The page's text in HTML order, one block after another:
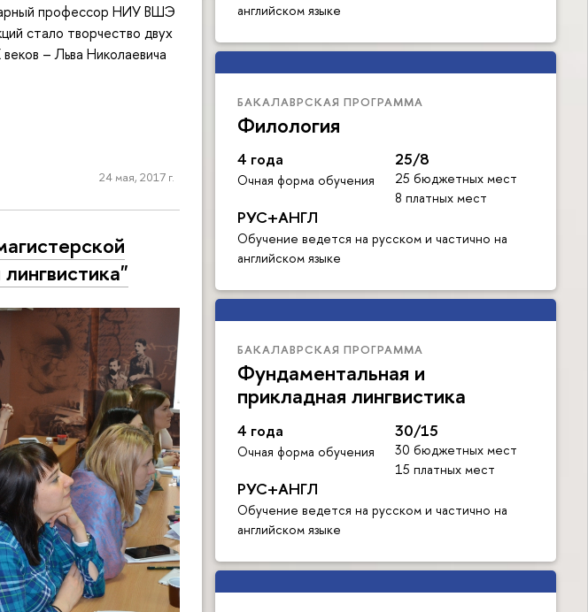
английском языке
БАКАЛАВРСКАЯ ПРОГРАММА
Филология
4 года
Очная форма обучения
25/8
25 бюджетных мест
8 платных мест
РУС+АНГЛ
Обучение ведется на русском и частично на
английском языке
БАКАЛАВРСКАЯ ПРОГРАММА
Фундаментальная и
прикладная лингвистика
4 года
Очная форма обучения
30/15
30 бюджетных мест
15 платных мест
РУС+АНГЛ
Обучение ведется на русском и частично на
английском языке
профессор НИУ ВШЭ
стало творчество двух
– Льва Николаевича
24 мая, 2017 г.